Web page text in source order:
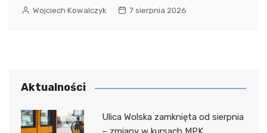
Wojciech Kowalczyk 7 sierpnia 2026
Aktualności
Ulica Wolska zamknięta od sierpnia